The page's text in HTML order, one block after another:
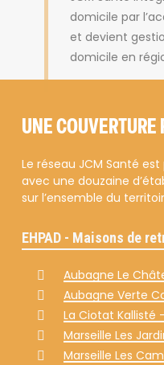
domicile par
et devient
domicile en
UNE
Le réseau JCM Santé
avec une douzaine
sur l’ensemble du
EHPAD - Maisons de
Aubagne Le
Aubagne Verte
La Ciotat Kallisté
Marseille Les
Marseille Les